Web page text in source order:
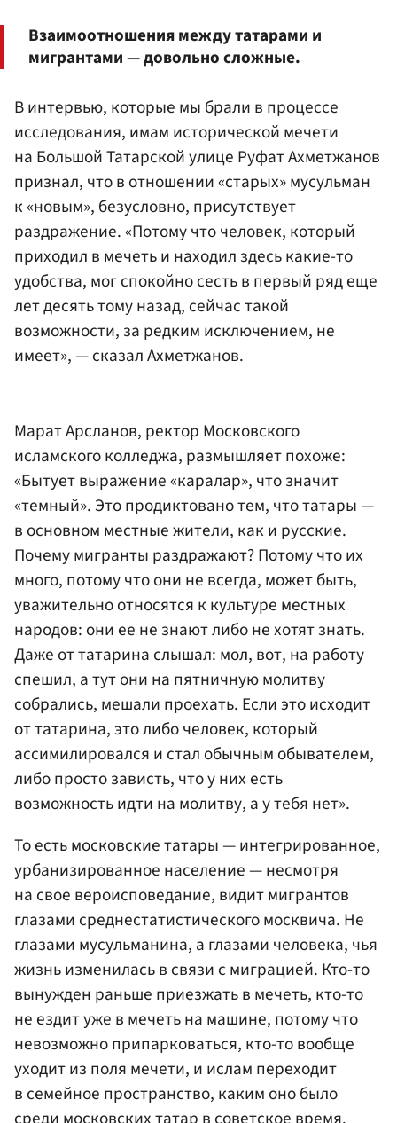
Взаимоотношения между татарами и
мигрантами — довольно сложные.
В интервью, которые мы брали в процессе
исследования, имам исторической мечети
на Большой Татарской улице Руфат Ахметжанов
признал, что в отношении «старых» мусульман
к «новым», безусловно, присутствует
раздражение. «Потому что человек, который
приходил в мечеть и находил здесь какие-то
удобства, мог спокойно сесть в первый ряд еще
лет десять тому назад, сейчас такой
возможности, за редким исключением, не
имеет», — сказал Ахметжанов.
Марат Арсланов, ректор Московского
исламского колледжа, размышляет похоже:
«Бытует выражение «каралар», что значит
«темный». Это продиктовано тем, что татары —
в основном местные жители, как и русские.
Почему мигранты раздражают? Потому что их
много, потому что они не всегда, может быть,
уважительно относятся к культуре местных
народов: они ее не знают либо не хотят знать.
Даже от татарина слышал: мол, вот, на работу
спешил, а тут они на пятничную молитву
собрались, мешали проехать. Если это исходит
от татарина, это либо человек, который
ассимилировался и стал обычным обывателем,
либо просто зависть, что у них есть
возможность идти на молитву, а у тебя нет».
То есть московские татары — интегрированное,
урбанизированное население — несмотря
на свое вероисповедание, видит мигрантов
глазами среднестатистического москвича. Не
глазами мусульманина, а глазами человека, чья
жизнь изменилась в связи с миграцией. Кто-то
вынужден раньше приезжать в мечеть, кто-то
не ездит уже в мечеть на машине, потому что
невозможно припарковаться, кто-то вообще
уходит из поля мечети, и ислам переходит
в семейное пространство, каким оно было